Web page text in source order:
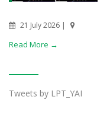
21 July 2026 |
Read More →
Tweets by LPT_YAI